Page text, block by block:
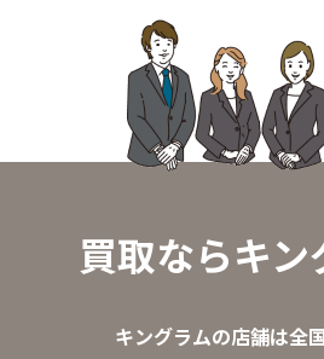
買取ならキン
キングラムの店舗は全